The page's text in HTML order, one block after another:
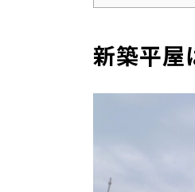
新築平屋